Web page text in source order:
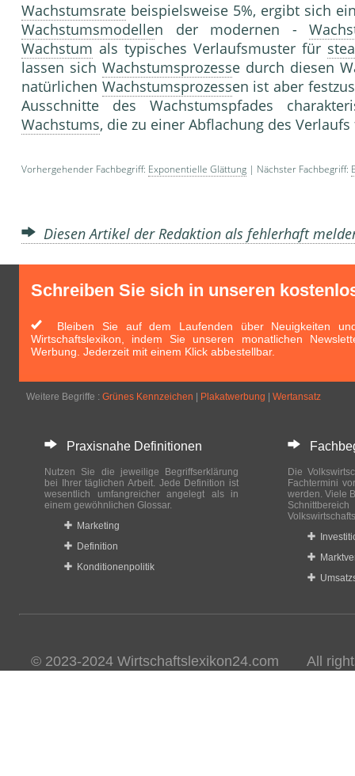
Wachstumsrate beispielsweise 5%, ergibt sich
Wachstumsmodellen der modernen -
Wachstum als typisches Verlaufsmuster für
lassen sich Wachstumsprozesse durch diesen
natürlichen Wachstumsprozessen ist aber
Ausschnitte des Wachstumspfades
Wachstums, die zu einer Abflachung des
Vorhergehender Fachbegriff: Exponentielle Glättung | Nächster Fachbegriff:
Diesen Artikel der Redaktion als fehlerhaft
Schreiben Sie sich in unseren
Bleiben Sie auf dem Laufenden über Neuigkeiten
Wirtschaftslexikon, indem Sie unseren monatlichen
Werbung. Jederzeit mit einem Klick abbestellbar.
Weitere Begriffe : Grünes Kennzeichen Plakatwerbung Wertansatz
Praxisnahe Definitionen
Nutzen Sie die jeweilige Begriffserklärung
bei Ihrer täglichen Arbeit. Jede Definition ist
wesentlich umfangreicher angelegt als in
einem gewöhnlichen Glossar.
Marketing
Definition
Konditionenpolitik
Die
Fachtermini
werden. Viele
© 2023-2024 Wirtschaftslexikon24.com All